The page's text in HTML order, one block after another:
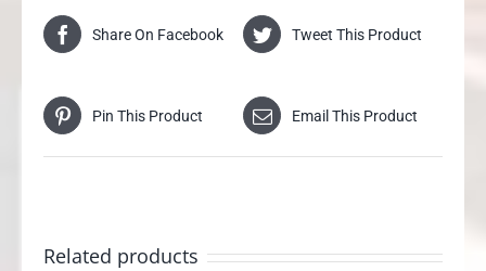
Share On Facebook Tweet This Product
Pin This Product Email This Product
Related products